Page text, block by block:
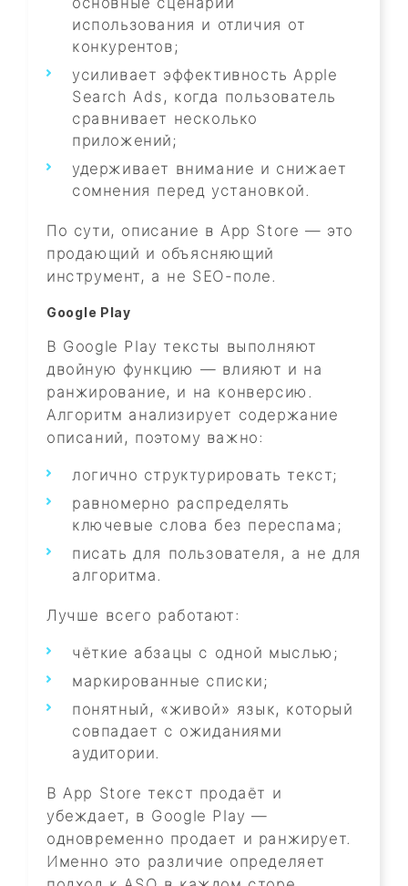
использования и отличия от
конкурентов;
усиливает эффективность Apple
Search Ads, когда пользователь
сравнивает несколько
приложений;
удерживает внимание и снижает
сомнения перед установкой.
По сути, описание в App Store — это
продающий и объясняющий
инструмент, а не SEO-поле.
Google Play
В Google Play тексты выполняют
двойную функцию — влияют и на
ранжирование, и на конверсию.
Алгоритм анализирует содержание
описаний, поэтому важно:
логично структурировать текст;
равномерно распределять
ключевые слова без переспама;
писать для пользователя, а не для
алгоритма.
Лучше всего работают:
чёткие абзацы с одной мыслью;
маркированные списки;
понятный, «живой» язык, который
совпадает с ожиданиями
аудитории.
В App Store текст продаёт и
убеждает, в Google Play —
одновременно продает и ранжирует.
Именно это различие определяет